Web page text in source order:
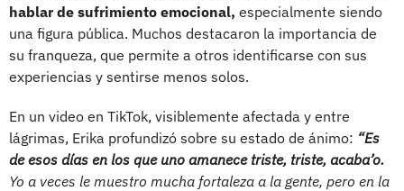
hablar de sufrimiento emocional, especialmente siendo
una figura pública. Muchos destacaron la importancia de
su franqueza, que permite a otros identificarse con sus
experiencias y sentirse menos solos.
En un video en TikTok, visiblemente afectada y entre
lágrimas, Erika profundizó sobre su estado de ánimo: “Es
de esos días en los que uno amanece triste, triste, acaba’o.
Yo a veces le muestro mucha fortaleza a la gente, pero en la